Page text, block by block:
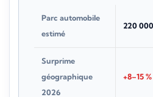
Parc automobile
estimé
220
Surprime
géographique
2026
+8–15 %